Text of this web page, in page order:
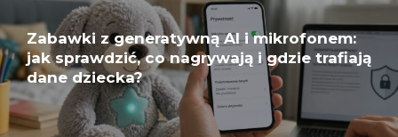
Zabawki z generatywną AI i mikrofonem:
jak sprawdzić, co nagrywają i gdzie trafiają
dane dziecka?